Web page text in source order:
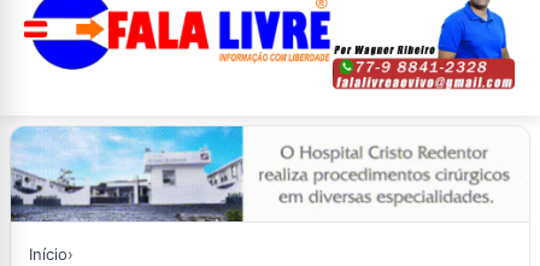
Início›